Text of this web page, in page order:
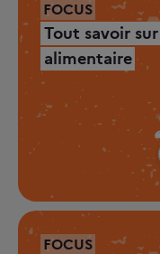
FOCUS
Tout savoir
alimentaire
FOCUS